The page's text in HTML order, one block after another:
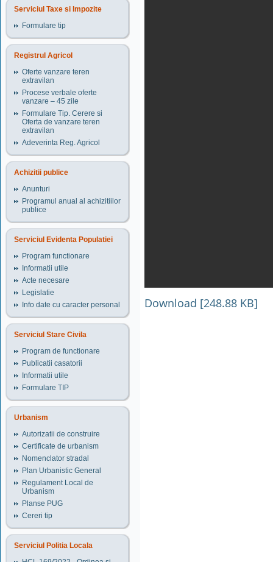
Serviciul Taxe si Impozite
Formulare tip
Registrul Agricol
Oferte vanzare teren
extravilan
Procese verbale oferte
vanzare – 45 zile
Formulare Tip. Cerere si
Oferta de vanzare teren
extravilan
Adeverinta Reg. Agricol
Achizitii publice
Anunturi
Programul anual al achizitiilor
publice
Serviciul Evidenta Populatiei
Program functionare
Informatii utile
Acte necesare
Legislatie
Info date cu caracter personal
Serviciul Stare Civila
Program de functionare
Publicatii casatorii
Informatii utile
Formulare TIP
Urbanism
Autorizatii de construire
Certificate de urbanism
Nomenclator stradal
Plan Urbanistic General
Regulament Local de
Urbanism
Planse PUG
Cereri tip
Serviciul Politia Locala
Download [248.88 KB]